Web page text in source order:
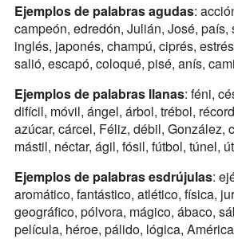
Ejemplos de palabras agudas:
campeón, edredón, Julián, José, país,
inglés, japonés, champú, ciprés,
salió, escapó, coloqué, pisé, anís,
Ejemplos de palabras llanas: féni,
difícil, móvil, ángel, árbol, trébol,
azúcar, cárcel, Féliz, débil, González,
mástil, néctar, ágil, fósil, fútbol, túnel,
Ejemplos de palabras esdrújulas:
aromático, fantástico, atlético, física,
geográfico, pólvora, mágico, ábaco,
película, héroe, pálido, lógica,